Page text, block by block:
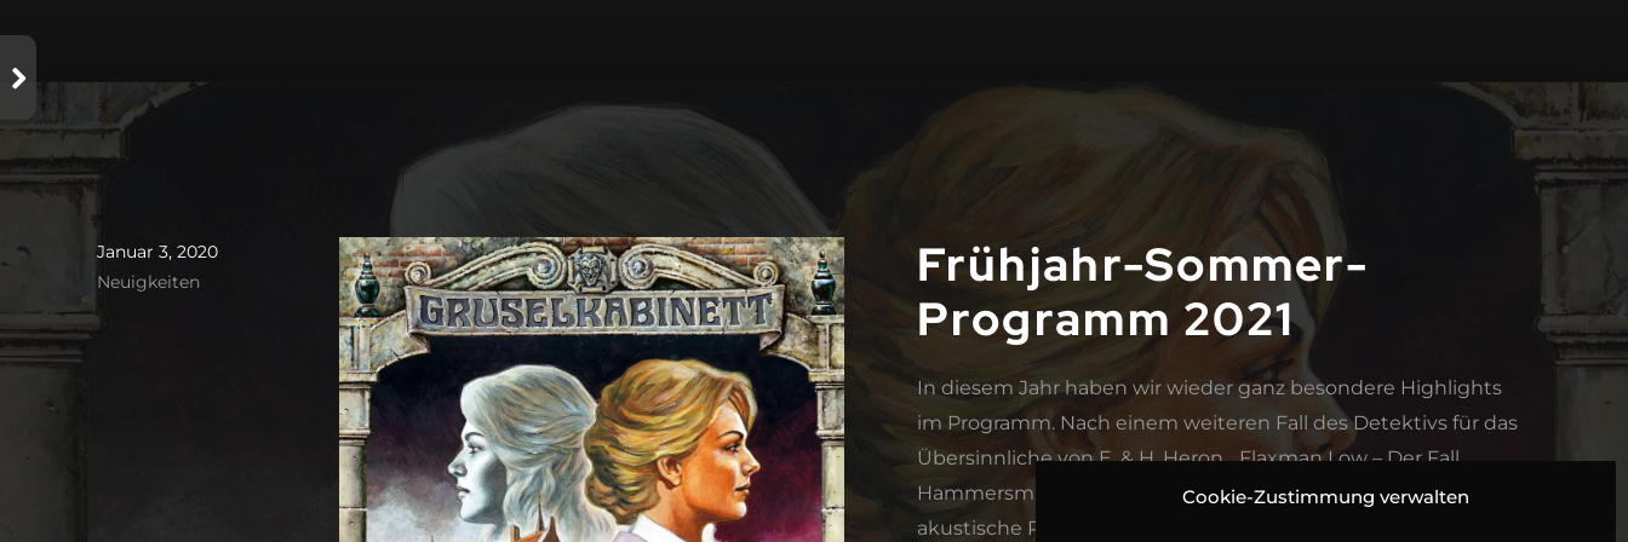
Cookie-Zustimmung verwalten
Januar 3, 2020
Neuigkeiten
Frühjahr-Sommer-
Programm 2021
In diesem Jahr haben wir wieder ganz besondere Highlights
im Programm. Nach einem weiteren Fall des Detektivs für das
Übersinnliche von E. & H. Heron, „Flaxman Low – Der Fall
Hammersmith“, am 29. Januar geht es am 26. Februar auf eine
akustische Reise in „Das tote Brügge“ von Georges